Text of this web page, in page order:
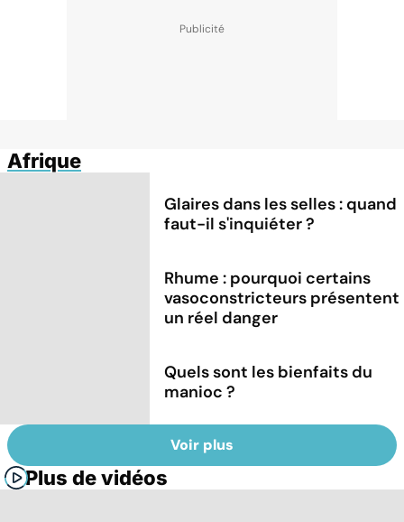
Afrique
Glaires dans les selles : quand
faut-il s'inquiéter ?
Rhume : pourquoi certains
vasoconstricteurs présentent
un réel danger
Quels sont les bienfaits du
manioc ?
Voir plus
Plus de vidéos